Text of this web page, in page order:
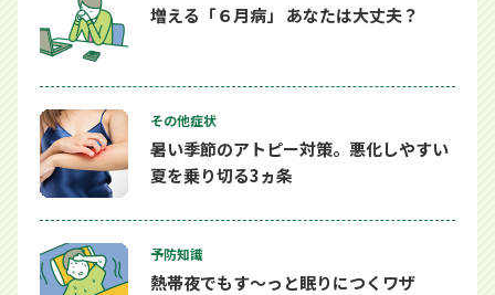
増える「６月病」 あなたは大丈夫？
その他症状
暑い季節のアトピー対策。悪化しやすい
夏を乗り切る3ヵ条
予防知識
熱帯夜でもす～っと眠りにつくワザ